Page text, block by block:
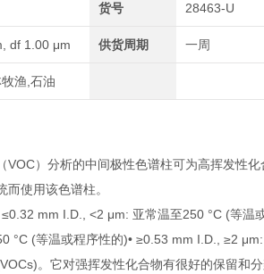
货号 28463-U
df 1.00 μm 供货周期 一周
渔,石油
）分析的中间极性色谱柱可为高挥发性
使用该色谱柱。
mm I.D., <2 μm: 亚常温至250 °C (等
°C (等温或程序性的)• ≥0.53 mm I.D., ≥2
。它对强挥发性化合物有很好的保留和